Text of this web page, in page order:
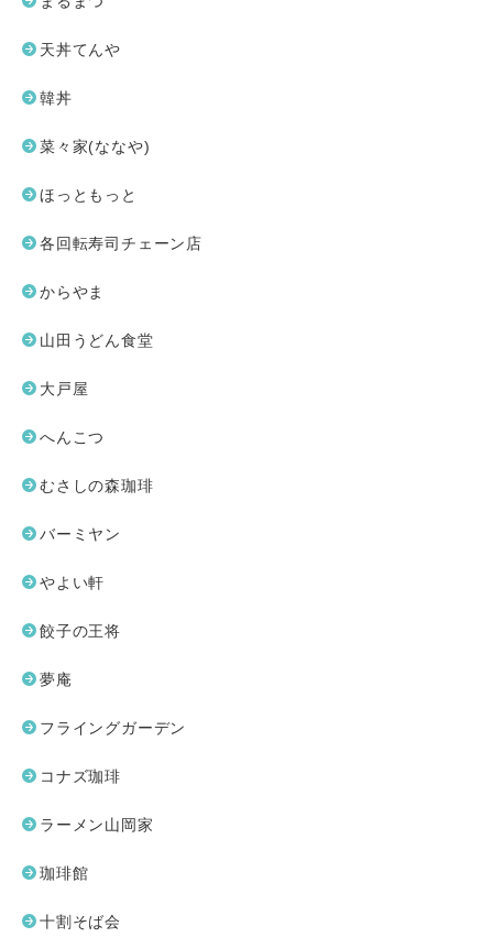
天丼てんや
韓丼
菜々家(ななや)
ほっともっと
各回転寿司チェーン店
からやま
山田うどん食堂
大戸屋
へんこつ
むさしの森珈琲
バーミヤン
やよい軒
餃子の王将
夢庵
フライングガーデン
コナズ珈琲
ラーメン山岡家
珈琲館
十割そば会